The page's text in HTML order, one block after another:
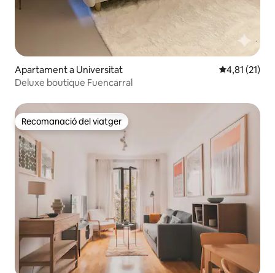
Apartament a Universitat 4,81 de
4,81 (21)
Deluxe boutique Fuencarral
Recomanació del viatger
Recomanació del viatger